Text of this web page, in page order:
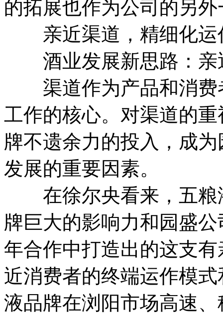
的拓展也作为公司的另
亲近渠道，精细化运
酒业发展新思路：亲
渠道作为产品和消费
工作的核心。对渠道的
牌不遗余力的投入，成
发展的重要因素。
在徐尔央看来，五粮
牌巨大的影响力和园盛
年合作中打造出的这支
近消费者的终端运作模
液品牌在浏阳市场高速